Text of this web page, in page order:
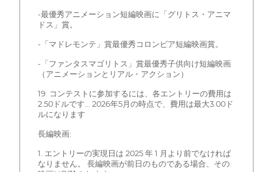
-最優秀アニメーション短編映画に「グリトス・アニマ
ドス」賞。
-「マドレモンテ」賞最優秀コロンビア短編映画賞。
-「ファンタスマゴリトス」賞最優秀子供向け短編映画
（アニメーションとリアル・アクション）
19. コンテストに参加するには、各エントリーの費用は
2.50ドルです... 2026年5月の時点で、費用は最大3.00ド
ルになります
長編映画:
1. エントリーの実現日は 2025 年 1 月より前でなければ
なりません。 長編映画が前日のものである場合、その